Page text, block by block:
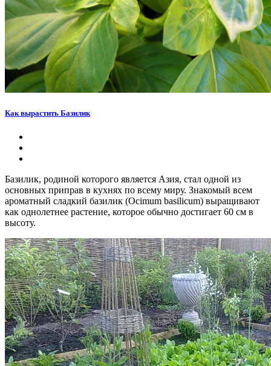
Как вырастить Базилик
Базилик, родиной которого является Азия, стал одной из
основных приправ в кухнях по всему миру. Знакомый всем
ароматный сладкий базилик (Ocimum basilicum) выращивают
как однолетнее растение, которое обычно достигает 60 см в
высоту.